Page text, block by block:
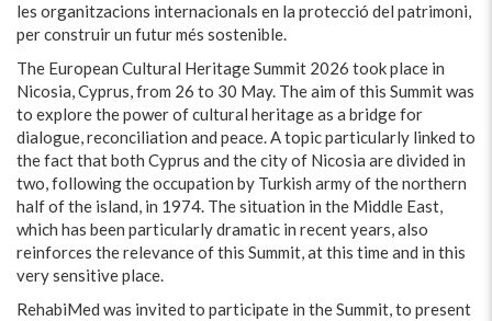
les organitzacions internacionals en la protecció del patrimoni,
per construir un futur més sostenible.
The European Cultural Heritage Summit 2026 took place in
Nicosia, Cyprus, from 26 to 30 May. The aim of this Summit was
to explore the power of cultural heritage as a bridge for
dialogue, reconciliation and peace. A topic particularly linked to
the fact that both Cyprus and the city of Nicosia are divided in
two, following the occupation by Turkish army of the northern
half of the island, in 1974. The situation in the Middle East,
which has been particularly dramatic in recent years, also
reinforces the relevance of this Summit, at this time and in this
very sensitive place.
RehabiMed was invited to participate in the Summit, to present